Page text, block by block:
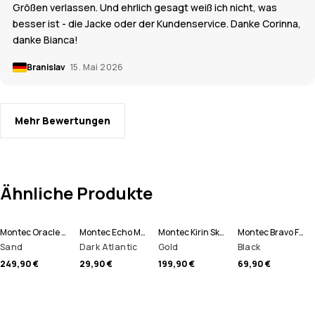
Größen verlassen. Und ehrlich gesagt weiß ich nicht, was
besser ist - die Jacke oder der Kundenservice. Danke Corinna,
danke Bianca!
Branislav 15. Mai 2026
Mehr Bewertungen
Ähnliche Produkte
Montec Oracle Skijacke Herren
Sand
249,90 €
Montec Echo Mütze
Dark Atlantic
29,90 €
Montec Kirin Skihose Herren
Gold
199,90 €
Montec Bravo Fleecepullover Herren
Black
69,90 €